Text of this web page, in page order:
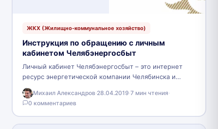
ЖКХ (Жилищно-коммунальное хозяйство)
Инструкция по обращению с личным
кабинетом Челябэнергосбыт
Личный кабинет Челябэнергосбыт – это интернет
ресурс энергетической компании Челябинска и
Челябинской области, где совершаются платежные
операции. У данной платформы есть ряд…
Михаил Александров·28.04.2019·7 мин чтения·
0 комментариев